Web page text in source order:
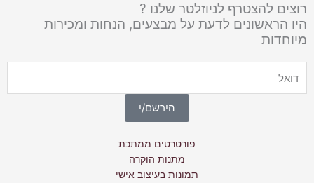
רוצים להצטרף לניוזלטר שלנו ?
היו הראשונים לדעת על מבצעים, הנחות ומכירות
מיוחדות
הירשם/י
פורטרטים ממתכת
מתנות הוקרה
תמונות בעיצוב אישי